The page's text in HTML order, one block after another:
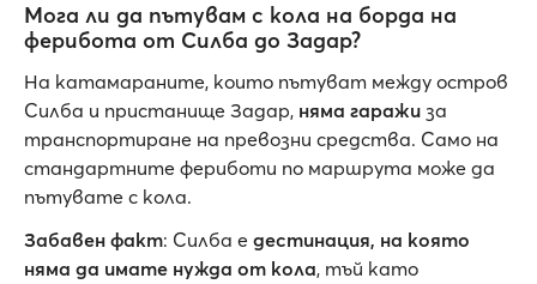
Мога ли да пътувам с кола на борда на
ферибота от Силба до Задар?
На катамараните, които пътуват между остров
Силба и пристанище Задар, няма гаражи за
транспортиране на превозни средства. Само на
стандартните фериботи по маршрута може да
пътувате с кола.
Забавен факт: Силба е дестинация, на която
няма да имате нужда от кола, тъй като